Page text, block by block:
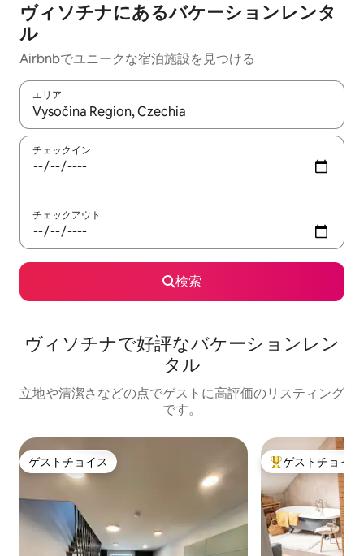
ヴィソチナにあるバケーションレンタ
ル
Airbnbでユニークな宿泊施設を見つける
エリア
検索結果が表示されたら、上下の矢印キーを使って移動するか
チェックイン
チェックアウト
検索
ヴィソチナで好評なバケーションレン
タル
立地や清潔さなどの点でゲストに高評価のリスティング
です。
ゲストチョイス
ゲストチョイス 大好評のゲスト
ゲストチョイス